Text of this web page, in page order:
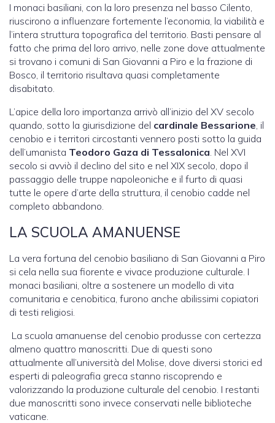
I monaci basiliani, con la loro presenza nel basso Cilento,
riuscirono a influenzare fortemente l’economia, la viabilità e
l’intera struttura topografica del territorio. Basti pensare al
fatto che prima del loro arrivo, nelle zone dove attualmente
si trovano i comuni di San Giovanni a Piro e la frazione di
Bosco, il territorio risultava quasi completamente
disabitato.
L’apice della loro importanza arrivò all’inizio del XV secolo
quando, sotto la giurisdizione del cardinale Bessarione , il
cenobio e i territori circostanti vennero posti sotto la guida
dell’umanista Teodoro Gaza di Tessalonica . Nel XVI
secolo si avviò il declino del sito e nel XIX secolo, dopo il
passaggio delle truppe napoleoniche e il furto di quasi
tutte le opere d’arte della struttura, il cenobio cadde nel
completo abbandono.
LA SCUOLA AMANUENSE
La vera fortuna del cenobio basiliano di San Giovanni a Piro
si cela nella sua fiorente e vivace produzione culturale. I
monaci basiliani, oltre a sostenere un modello di vita
comunitaria e cenobitica, furono anche abilissimi copiatori
di testi religiosi.
La scuola amanuense del cenobio produsse con certezza
almeno quattro manoscritti. Due di questi sono
attualmente all’università del Molise, dove diversi storici ed
esperti di paleografia greca stanno riscoprendo e
valorizzando la produzione culturale del cenobio. I restanti
due manoscritti sono invece conservati nelle biblioteche
vaticane.